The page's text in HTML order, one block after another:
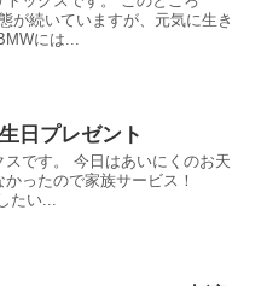
が続いていますが、元気に生き
には...
日プレゼント
スです。 今日はあいにくのお天
ったので家族サービス！
たい...